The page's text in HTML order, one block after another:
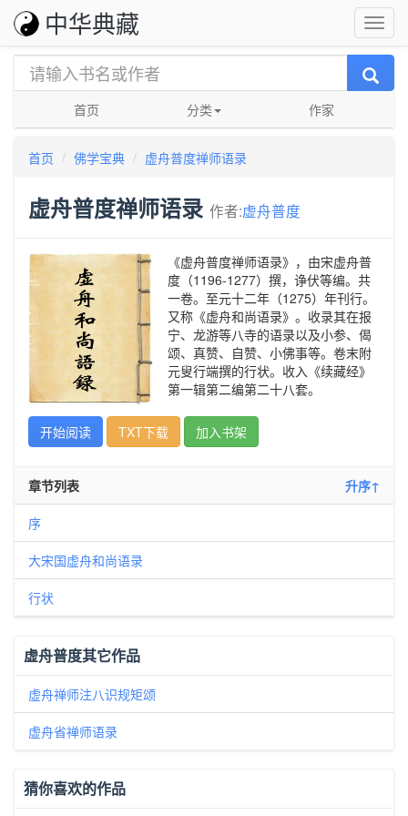
中华典藏
首页 分类 作家
首页 佛学宝典 虚舟普度禅师语录
虚舟普度禅师语录 作者:虚舟普度
《虚舟普度禅师语录》，由宋虚舟普
度（1196-1277）撰，诤伏等编。共
一卷。至元十二年（1275）年刊行。
又称《虚舟和尚语录》。收录其在报
宁、龙游等八寺的语录以及小参、偈
颂、真赞、自赞、小佛事等。卷末附
元叟行端撰的行状。收入《续藏经》
第一辑第二编第二十八套。
开始阅读 TXT下载 加入书架
章节列表 升序↑
序
大宋国虚舟和尚语录
行状
虚舟普度其它作品
虚舟禅师注八识规矩颂
虚舟省禅师语录
猜你喜欢的作品